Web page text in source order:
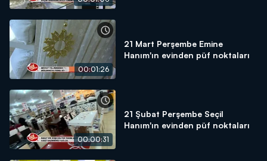
00:01:26
21 Mart Perşembe Emine
Hanım'ın evinden püf noktaları
00:00:31
21 Şubat Perşembe Seçil
Hanım'ın evinden püf noktaları